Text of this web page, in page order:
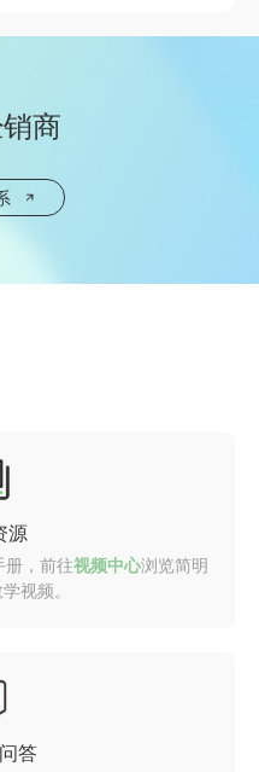
商
源
册，前往视频中心浏览简明
视频。
答